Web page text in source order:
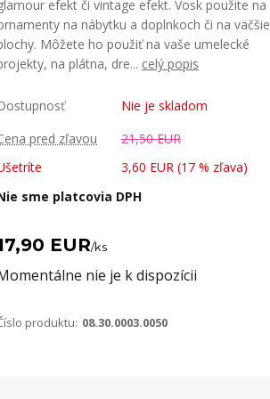
efekt či vintage efekt. Vosk použite na
na nábytku a doplnkoch či na väčšie
Môžete ho použiť na vaše umelecké
na plátna, dre... celý popis
Nie je skladom
pred zľavou
21,50 EUR
3,60 EUR (17 % zľava)
sme platcovia DPH
EUR/ks
nie je k dispozícii
produktu: 08.30.0003.0050